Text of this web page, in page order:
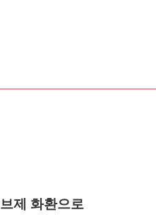
제 화환으로